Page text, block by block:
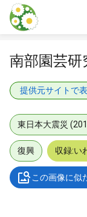
本文に飛ぶ
南部園芸研
提供元サイトで
東日本大震災
復興 収録:い
この画像に似